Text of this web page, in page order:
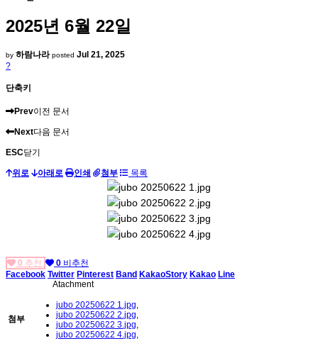
2025년 6월 22일
by 하람나라 posted Jul 21, 2025
?
단축키
Prev이전 문서
Next다음 문서
ESC닫기
위로 아래로 인쇄 첨부 목록
0 추천 0 비추천
Facebook Twitter Pinterest Band KakaoStory Kakao Line
Atachment
첨부
jubo 20250622 1.jpg,
jubo 20250622 2.jpg,
jubo 20250622 3.jpg,
jubo 20250622 4.jpg,